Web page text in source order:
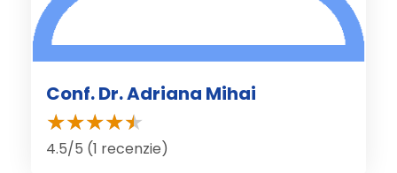
Conf. Dr. Adriana Mihai
4.5/5 (1 recenzie)